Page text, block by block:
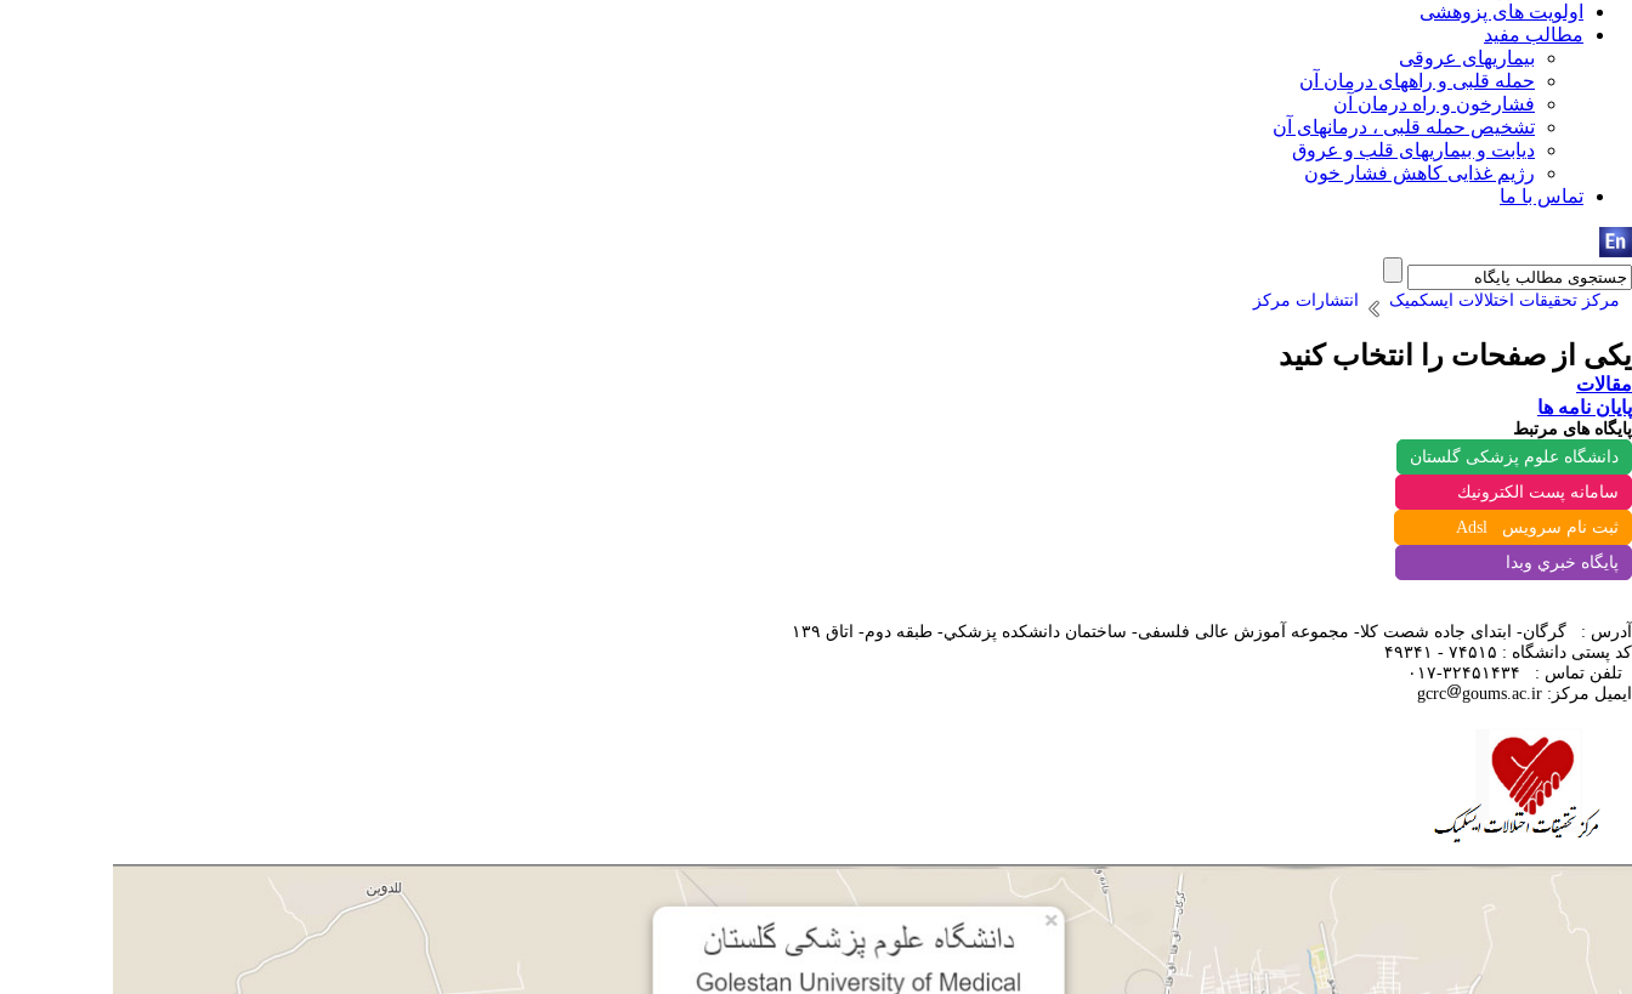
اولویت های پزوهشی
مطالب مفید
بیماریهای عروقی
حمله قلبی و راههای درمان آن
فشارخون و راه درمان آن
تشخیص حمله قلبی ، درمانهای آن
دیابت و بیماریهای قلب و عروق
رژیم غذایی کاهش فشار خون
تماس با ما
مرکز تحقیقات اختلالات ایسکمیک انتشارات مرکز
یکی از صفحات را انتخاب کنید
مقالات
پایان نامه ها
پایگاه های مرتبط
دانشگاه علوم پزشکی گلستان
سامانه پست الكترونيك
ثبت نام سرویس Adsl
پايگاه خبري وبدا
آدرس : گرگان- ابتدای جاده شصت کلا- مجموعه آموزش عالی فلسفی- ساختمان دانشکده پزشکي- طبقه دوم- اتاق ۱۳۹
کد پستی دانشگاه : ۷۴۵۱۵ - ۴۹۳۴۱
تلفن تماس :
ایمیل مرکز:
gcrc goums.ac.ir